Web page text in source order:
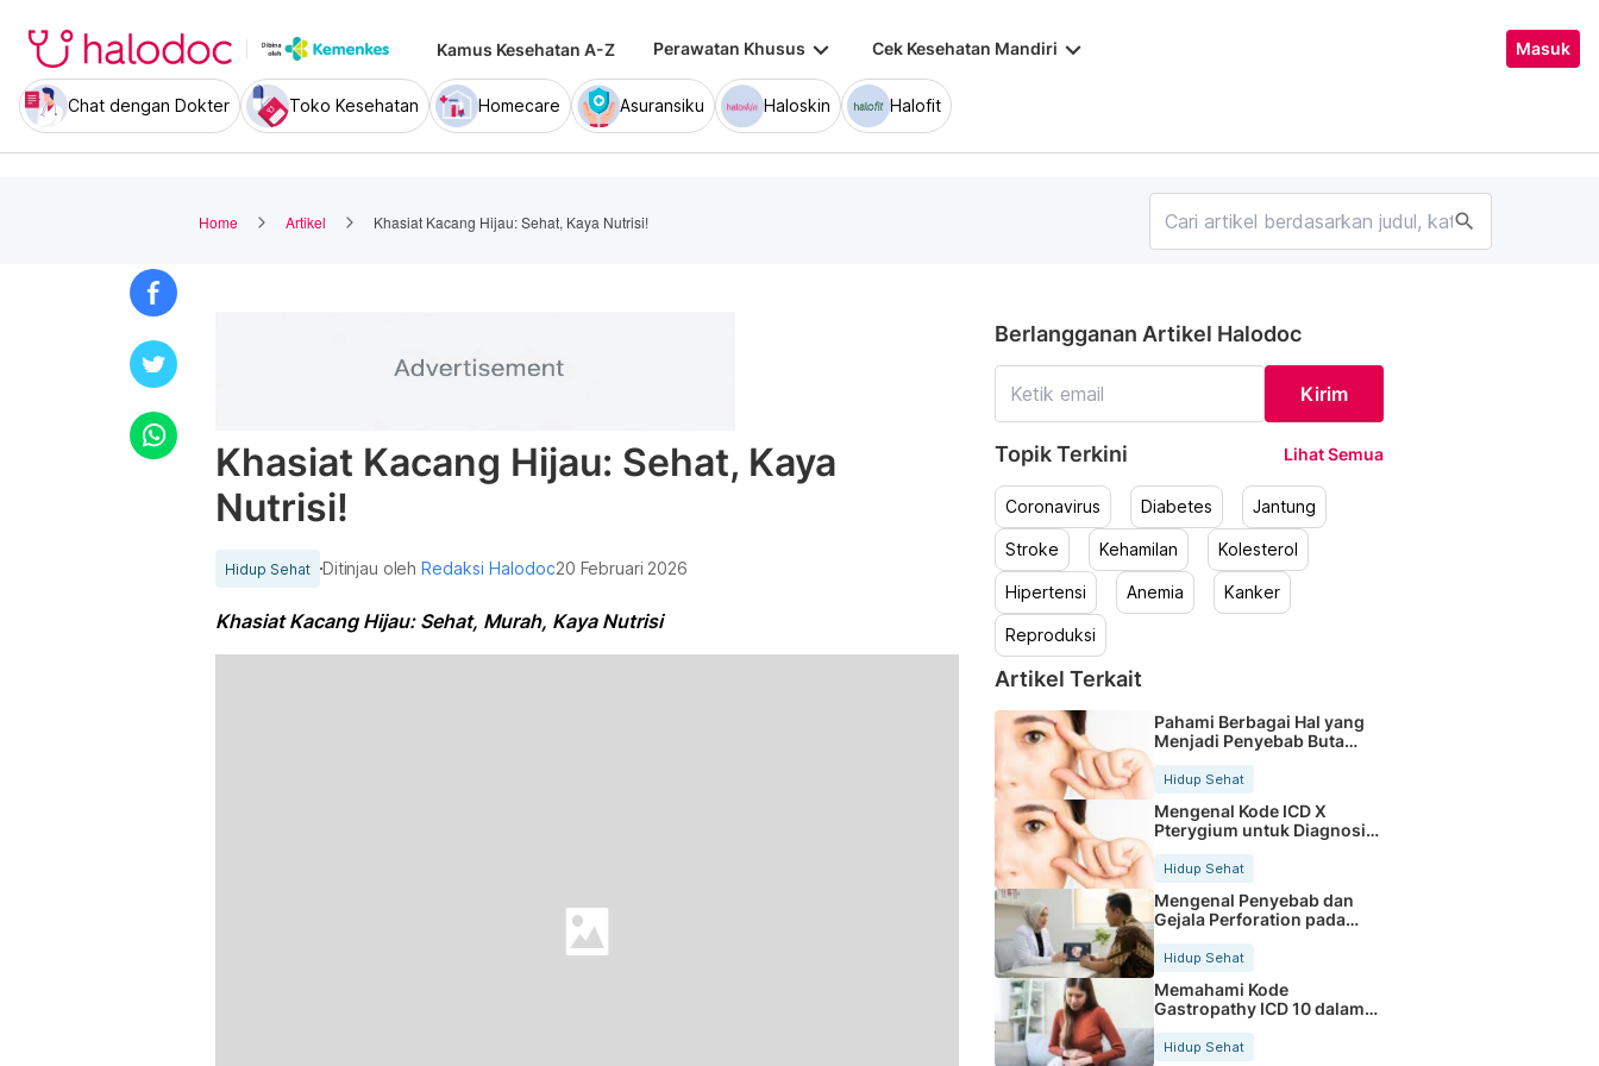
Kamus Kesehatan A-Z Perawatan Khusus keyboard_arrow_down Cek Kesehatan Mandiri keyboard_arrow_down Masuk
Chat dengan Dokter Toko Kesehatan Homecare Asuransiku Haloskin Halofit
Home Artikel Khasiat Kacang Hijau: Sehat, Kaya Nutrisi! search
Khasiat Kacang Hijau: Sehat, Kaya
Nutrisi!
Hidup Sehat Ditinjau olehRedaksi Halodoc20 Februari 2026
Khasiat Kacang Hijau: Sehat, Murah, Kaya Nutrisi
Berlangganan Artikel Halodoc
Kirim
Topik Terkini Lihat Semua
Coronavirus Diabetes Jantung
Stroke Kehamilan Kolesterol
Hipertensi Anemia Kanker
Reproduksi
Artikel Terkait
Pahami Berbagai Hal yang
Menjadi Penyebab Buta
Hidup Sehat
Mengenal Kode ICD X
Pterygium untuk Diagnosis
Hidup Sehat
Mengenal Penyebab dan
Gejala Perforation pada
Tubuh
Hidup Sehat
Memahami Kode
Gastropathy ICD 10 dalam
Rekam Medis Pasien
Hidup Sehat